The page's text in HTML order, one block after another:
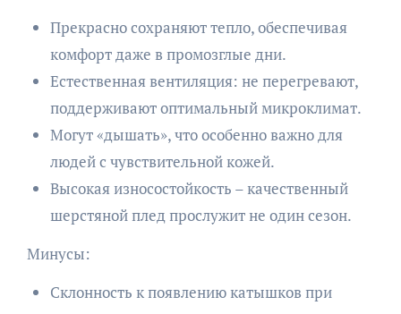
Прекрасно сохраняют тепло, обеспечивая
комфорт даже в промозглые дни.
Естественная вентиляция: не перегревают,
поддерживают оптимальный микроклимат.
Могут «дышать», что особенно важно для
людей с чувствительной кожей.
Высокая износостойкость – качественный
шерстяной плед прослужит не один сезон.
Минусы:
Склонность к появлению катышков при